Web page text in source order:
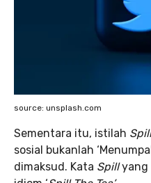
source: unsplash.com
Sementara itu, istilah
sosial bukanlah
dimaksud. Kata Spillyang